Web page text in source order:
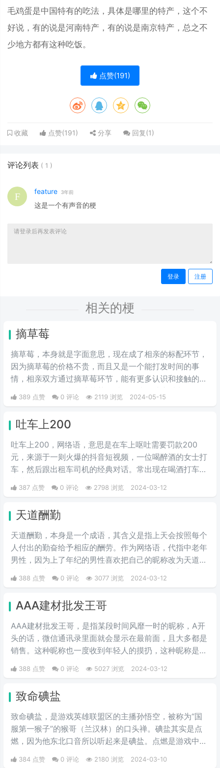
毛鸡蛋是中国特有的吃法，具体是哪里的特产，这个不
好说，有的说是河南特产，有的说是南京特产，总之不
少地方都有这种吃饭。
点赞(191)
收藏 点赞(191) 分享 回复(1)
评论列表 ( 1 )
feature 3年前
这是一个有声音的梗
登录 注册
相关的梗
摘草莓
摘草莓，本身就是字面意思，现在成了相亲的标配环节，
因为摘草莓的价格不贵，而且又是一个能打发时间的事
情，相亲双方通过摘草莓环节，能有更多认识和接触的机
身材，看以后适不适合做女朋友，适不适合结婚过日子。
时会安排上这一流程。
389 点赞 0 评论 2119 浏览 2024-05-15
吐车上200
吐车上200，网络语，意思是在车上呕吐需要罚款200
元，来源于一则火爆的抖音短视频，一位喝醉酒的女士打
车，然后跟出租车司机的经典对话。常出现在喝酒打车的
387 点赞 0 评论 2798 浏览 2024-03-12
天道酬勤
天道酬勤，本身是一个成语，其含义是指上天会按照每个
人付出的勤奋给予相应的酬劳。作为网络语，代指中老年
男性，因为上了年纪的男性喜欢把自己的昵称改为天道酬
受男性用户的喜欢，花开富贵深受女性用户的青睐。
388 点赞 0 评论 3077 浏览 2024-03-12
AAA建材批发王哥
AAA建材批发王哥，是指某段时间风靡一时的昵称，A开
头的话，微信通讯录里面就会显示在最前面，且大多都是
销售。这种昵称也一度收到年轻人的摸扔，这种昵称是模
388 点赞 0 评论 5027 浏览 2024-03-12
致命碘盐
致命碘盐，是游戏英雄联盟区的主播孙悟空，被称为“国
服第一猴子”的猴哥（兰汉林）的口头禅。碘盐其实是点
燃，因为他东北口音所以听起来是碘盐。点燃是游戏中的
384 点赞 0 评论 2180 浏览 2024-03-10